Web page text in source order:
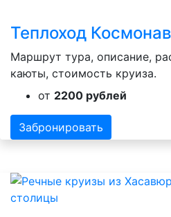
Теплоход
Маршрут тура, описание,
каюты, стоимость круиза.
от 2200 рублей
Забронировать